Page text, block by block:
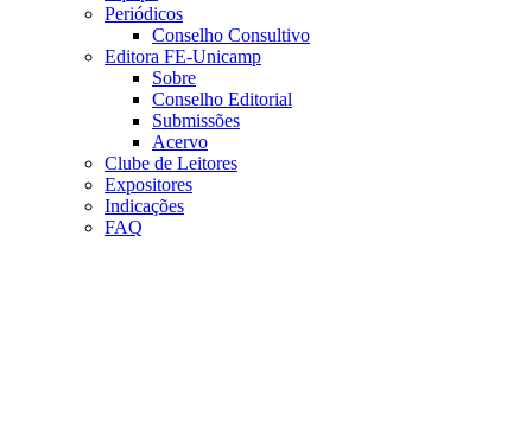
Periódicos
Conselho Consultivo
Editora FE-Unicamp
Sobre
Conselho Editorial
Submissões
Acervo
Clube de Leitores
Expositores
Indicações
FAQ